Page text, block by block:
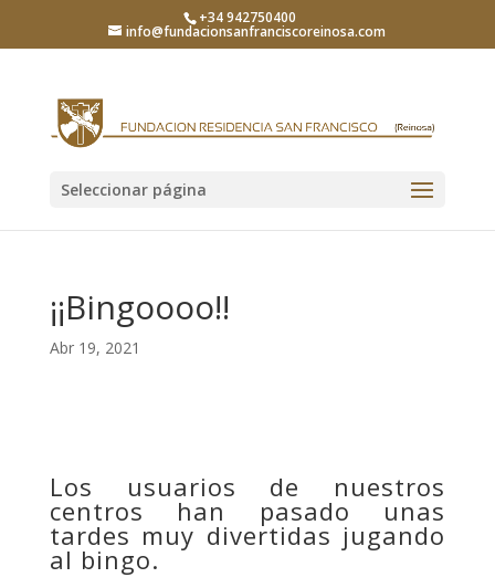
+34 942750400
info@fundacionsanfranciscoreinosa.com
Seleccionar página
¡¡Bingoooo!!
Abr 19, 2021
Los usuarios de nuestros
centros han pasado unas
tardes muy divertidas jugando
al bingo.